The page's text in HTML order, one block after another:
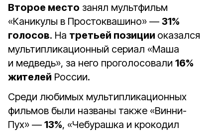
Второе место занял мультфильм
«Каникулы в Простоквашино» — 31%
голосов. На третьей позиции оказался
мультипликационный сериал «Маша
и медведь», за него проголосовали 16%
жителей России.
Среди любимых мультипликационных
фильмов были названы также «Винни-
Пух» — 13%, «Чебурашка и крокодил